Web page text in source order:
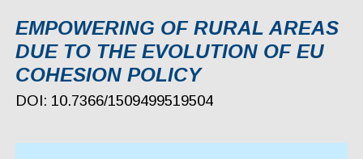
EMPOWERING OF RURAL AREAS
DUE TO THE EVOLUTION OF EU
COHESION POLICY
DOI: 10.7366/1509499519504